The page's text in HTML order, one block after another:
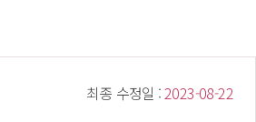
최종 수정일 : 2023-08-22